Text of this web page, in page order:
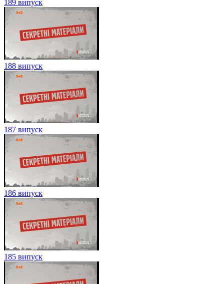
189 випуск
188 випуск
187 випуск
186 випуск
185 випуск